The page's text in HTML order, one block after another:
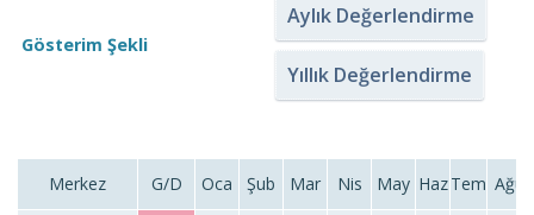
Gösterim Şekli
Aylık Değerlendirme
Yıllık Değerlendirme
Merkez G/D Oca Şub Mar Nis May HazTem Ağu